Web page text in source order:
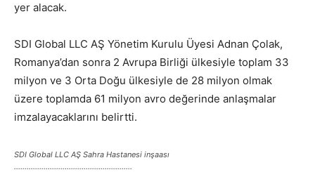
yer alacak.
SDI Global LLC AŞ Yönetim Kurulu Üyesi Adnan Çolak,
Romanya’dan sonra 2 Avrupa Birliği ülkesiyle toplam 33
milyon ve 3 Orta Doğu ülkesiyle de 28 milyon olmak
üzere toplamda 61 milyon avro değerinde anlaşmalar
imzalayacaklarını belirtti.
SDI Global LLC AŞ Sahra Hastanesi inşaası
………………………………………………..